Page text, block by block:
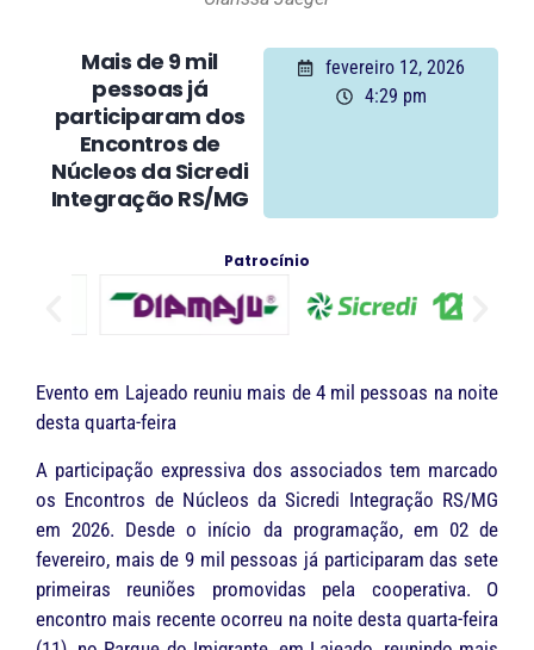
Mais de 9 mil
pessoas já
participaram dos
Encontros de
Núcleos da Sicredi
Integração RS/MG
fevereiro 12, 2026
4:29 pm
Patrocínio
Evento em Lajeado reuniu mais de 4 mil pessoas na noite
desta quarta-feira
A participação expressiva dos associados tem marcado
os Encontros de Núcleos da Sicredi Integração RS/MG
em 2026. Desde o início da programação, em 02 de
fevereiro, mais de 9 mil pessoas já participaram das sete
primeiras reuniões promovidas pela cooperativa. O
encontro mais recente ocorreu na noite desta quarta-feira